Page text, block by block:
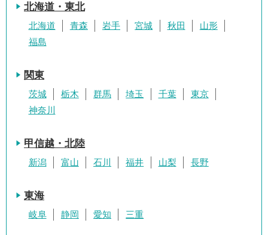
北海道・東北
北海道 青森 岩手 宮城 秋田
山形
福島
関東
茨城 栃木 群馬 埼玉 千葉
東京
神奈川
甲信越・北陸
新潟 富山 石川 福井 山梨 長野
東海
岐阜 静岡 愛知 三重